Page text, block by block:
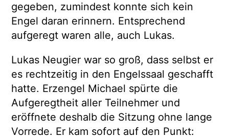
gegeben, zumindest konnte sich kein
Engel daran erinnern. Entsprechend
aufgeregt waren alle, auch Lukas.
Lukas Neugier war so groß, dass selbst er
es rechtzeitig in den Engelssaal geschafft
hatte. Erzengel Michael spürte die
Aufgeregtheit aller Teilnehmer und
eröffnete deshalb die Sitzung ohne lange
Vorrede. Er kam sofort auf den Punkt: